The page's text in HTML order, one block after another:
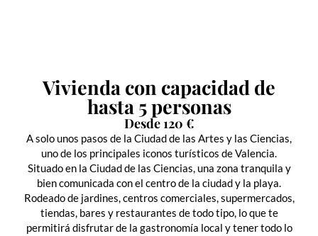
Vivienda con capacidad de
hasta 5 personas
Desde 120 €
A solo unos pasos de la Ciudad de las Artes y las Ciencias,
uno de los principales iconos turísticos de Valencia.
Situado en la Ciudad de las Ciencias, una zona tranquila y
bien comunicada con el centro de la ciudad y la playa.
Rodeado de jardines, centros comerciales, supermercados,
tiendas, bares y restaurantes de todo tipo, lo que te
permitirá disfrutar de la gastronomía local y tener todo lo